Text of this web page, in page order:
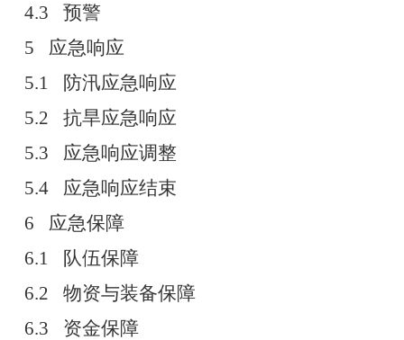
4.3 预警
5 应急响应
5.1 防汛应急响应
5.2 抗旱应急响应
5.3 应急响应调整
5.4 应急响应结束
6 应急保障
6.1
队伍保障
6.2 物资与装备保障
6.3 资金保障